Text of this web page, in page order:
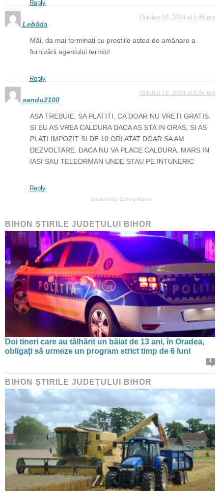
Reply
Lebăda
October 16, 2024 at 5:46 pm
Măi, da mai terminați cu prostiile astea de amânare a
furnizării agentului termic!
Reply
sandu2100
October 16, 2024 at 5:54 pm
ASA TREBUIE, SA PLATITI, CA DOAR NU VRETI GRATIS.
SI EU AS VREA CALDURA DACA AS STA IN ORAS, SI AS
PLATI IMPOZIT SI DE 10 ORI ATAT DOAR SA AM
DEZVOLTARE. DACA NU VA PLACE CALDURA, MARS IN
IASI SAU TELEORMAN UNDE STAU PE INTUNERIC
Reply
powered by Surfing Waves
BIHON ŞTIRILE JUDEŢULUI BIHOR
Doi tineri care au tâlhărit un băiat de 13 ani, în Oradea,
obligați să urmeze un program strict timp de 6 luni
1
BIHON ŞTIRILE JUDEŢULUI BIHOR